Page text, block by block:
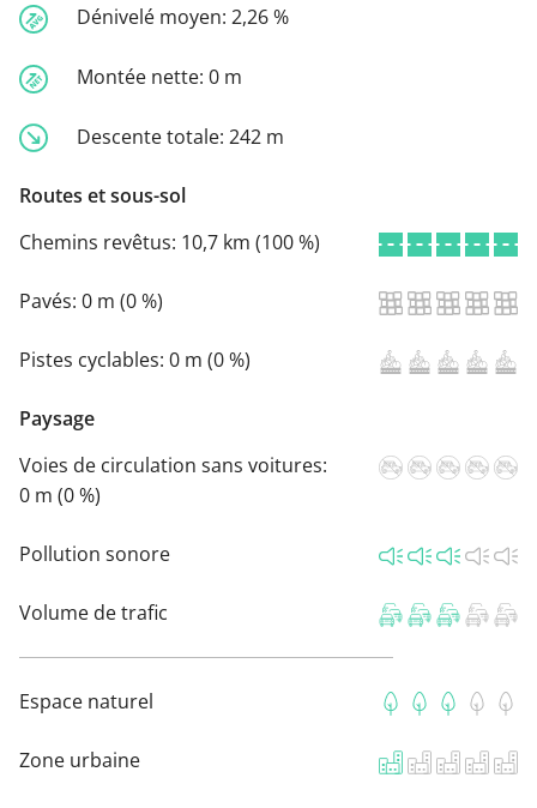
Dénivelé moyen: 2,26 %
Montée nette: 0 m
Descente totale: 242 m
Routes et sous-sol
Chemins revêtus: 10,7 km (100 %)
Pavés: 0 m (0 %)
Pistes cyclables: 0 m (0 %)
Paysage
Voies de circulation sans voitures:
0 m (0 %)
Pollution sonore
Volume de trafic
Espace naturel
Zone urbaine